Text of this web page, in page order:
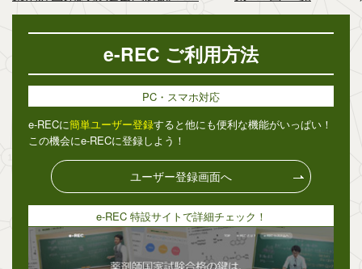
e-REC ご利用方法
PC・スマホ対応
e-RECに簡単ユーザー登録すると他にも便利な機能がいっぱい！
この機会にe-RECに登録しよう！
ユーザー登録画面へ
e-REC 特設サイトで詳細チェック！